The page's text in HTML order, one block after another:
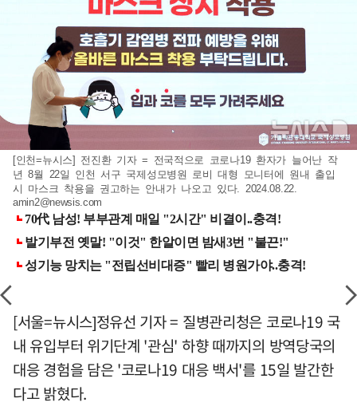
[인천=뉴시스] 전진환 기자 = 전국적으로 코로나19 환자가 늘어난 작
년 8월 22일 인천 서구 국제성모병원 로비 대형 모니터에 원내 출입
시 마스크 착용을 권고하는 안내가 나오고 있다. 2024.08.22.
amin2@newsis.com
[서울=뉴시스]정유선 기자 = 질병관리청은 코로나19 국
내 유입부터 위기단계 '관심' 하향 때까지의 방역당국의
대응 경험을 담은 '코로나19 대응 백서'를 15일 발간한
다고 밝혔다.